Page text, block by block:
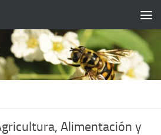
Alimentación y